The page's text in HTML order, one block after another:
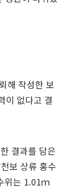
해 작성한 보
이 없다고 결
결과를 담은
보 상류 홍수
위는 1.01ｍ